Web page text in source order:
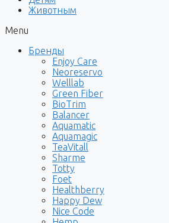
Животным
Menu
Бренды
Enjoy Care
Neoreservo
Welllab
Green Fiber
BioTrim
Balancer
Aquamatic
Aquamagic
TeaVitall
Sharme
Totty
Foet
Healthberry
Happy Dew
Nice Code